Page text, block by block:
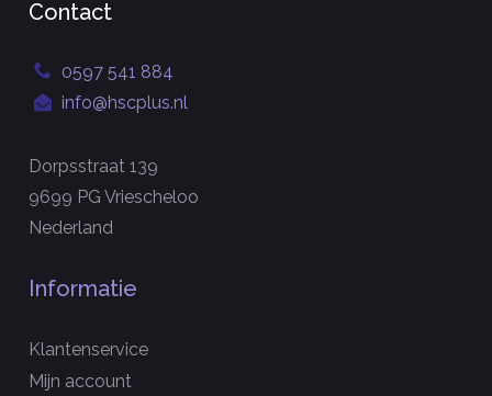
Contact
0597 541 884
info@hscplus.nl
Dorpsstraat 139
9699 PG Vriescheloo
Nederland
Informatie
Klantenservice
Mijn account